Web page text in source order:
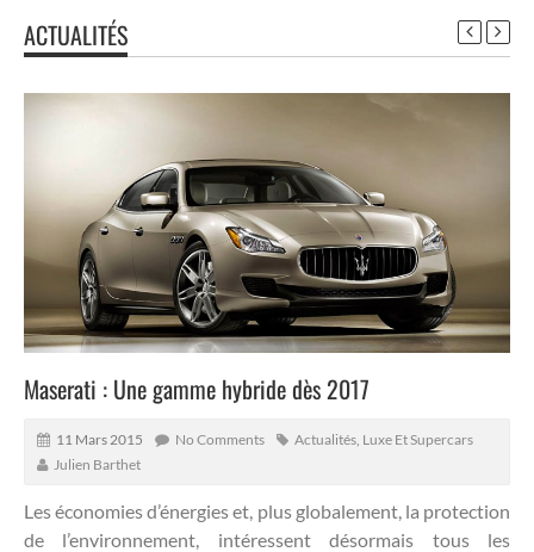
ACTUALITÉS
Maserati : Une gamme hybride dès 2017
11 Mars 2015 No Comments Actualités Luxe Et Supercars
Julien Barthet
Les économies d’énergies et, plus globalement, la protection
de l’environnement, intéressent désormais tous les